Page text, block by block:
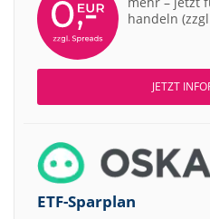
handeln
JETZT
ETF-Sparplan